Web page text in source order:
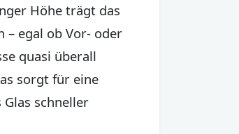
Höhe trägt das
– egal ob Vor- oder
quasi überall
sorgt für eine
schneller